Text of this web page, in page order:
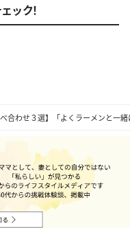
合わせ３選】「よくラーメンと一
ック！